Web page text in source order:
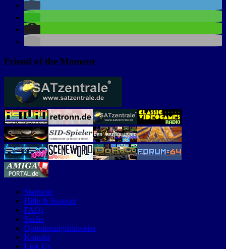
Friend of the Moment
Startseite
Hilfe & Support
FAQs
Suche
Optimierungshinweise
Kontakt
Link Us